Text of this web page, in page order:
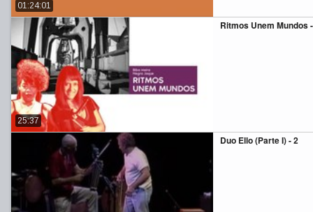
01:24:01
Ritmos Unem Mundos
25:37
Duo Ello (Parte I) - 2